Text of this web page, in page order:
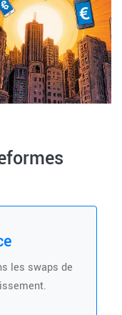
les swaps de